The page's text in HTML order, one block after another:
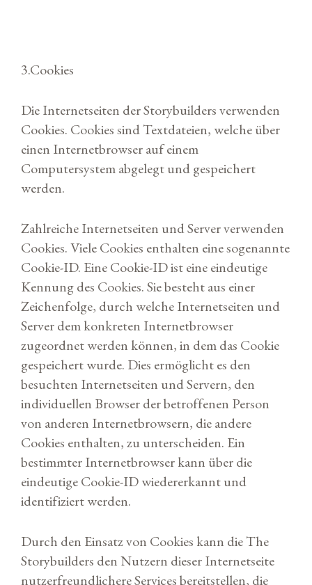
3.Cookies
Die Internetseiten der Storybuilders verwenden
Cookies. Cookies sind Textdateien, welche über
einen Internetbrowser auf einem
Computersystem abgelegt und gespeichert
werden.
Zahlreiche Internetseiten und Server verwenden
Cookies. Viele Cookies enthalten eine sogenannte
Cookie-ID. Eine Cookie-ID ist eine eindeutige
Kennung des Cookies. Sie besteht aus einer
Zeichenfolge, durch welche Internetseiten und
Server dem konkreten Internetbrowser
zugeordnet werden können, in dem das Cookie
gespeichert wurde. Dies ermöglicht es den
besuchten Internetseiten und Servern, den
individuellen Browser der betroffenen Person
von anderen Internetbrowsern, die andere
Cookies enthalten, zu unterscheiden. Ein
bestimmter Internetbrowser kann über die
eindeutige Cookie-ID wiedererkannt und
identifiziert werden.
Durch den Einsatz von Cookies kann die The
Storybuilders den Nutzern dieser Internetseite
nutzerfreundlichere Services bereitstellen, die